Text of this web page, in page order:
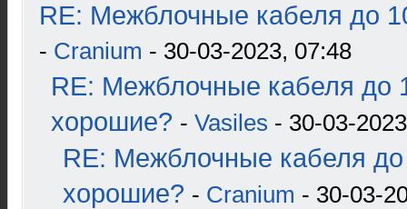
RE: Межблочные кабеля до
- Cranium - 30-03-2023, 07:48
RE: Межблочные кабеля до
хорошие? - Vasiles - 30-03-
RE: Межблочные кабеля до
хорошие? - Cranium - 30-03-